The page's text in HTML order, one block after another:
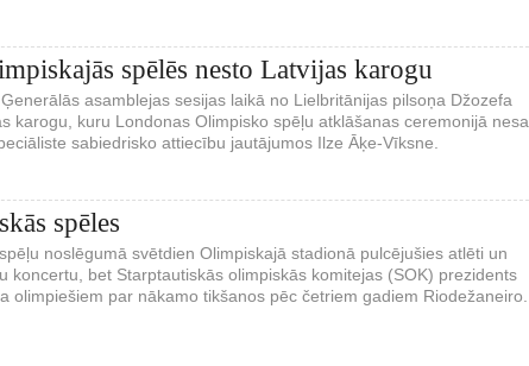
spēlēs nesto Latvijas karogu
asamblejas sesijas laikā no Lielbritānijas pilsoņa Džozefa
karogu, kuru Londonas Olimpisko spēļu atklāšanas ceremonijā nesa
sabiedrisko attiecību jautājumos Ilze Āķe-Vīksne.
spēles
noslēgumā svētdien Olimpiskajā stadionā pulcējušies atlēti un
koncertu, bet Starptautiskās olimpiskās komitejas (SOK) prezidents
olimpiešiem par nākamo tikšanos pēc četriem gadiem Riodežaneiro.